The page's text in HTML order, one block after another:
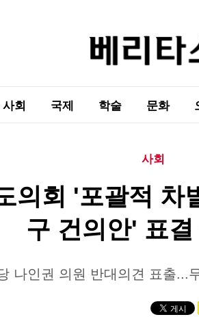
사회 국제 학술 문화
사회
의회 '포괄적 차
구 건의안' 표
나인권 의원 반대의견 표출...